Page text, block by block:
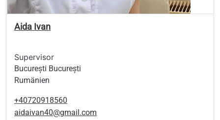
Aida Ivan
Supervisor
București București
Rumänien
+40720918560
aidaivan40@gmail.com